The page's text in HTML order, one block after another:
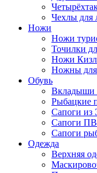
Чехлы для
Ножи
Ножи
Точилки
Ножи
Ножны
Обувь
Вкладыши
Рыбацкие
Сапоги
Сапоги
Сапоги
Одежда
Верхняя